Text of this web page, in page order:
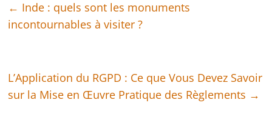
← Inde : quels sont les monuments
incontournables à visiter ?
L’Application du RGPD : Ce que Vous Devez Savoir
sur la Mise en Œuvre Pratique des Règlements →